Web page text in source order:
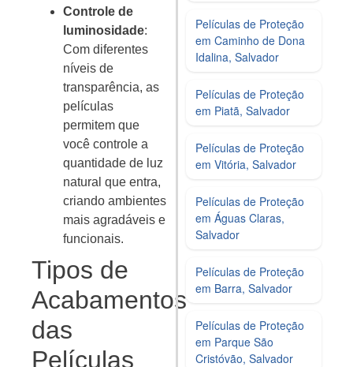
Controle de
luminosidade:
Com diferentes
níveis de
transparência, as
películas
permitem que
você controle a
quantidade de luz
natural que entra,
criando ambientes
mais agradáveis e
funcionais.
Tipos de
Acabamentos
das
Películas
Películas de Proteção
em Caminho de Dona
Idalina, Salvador
Películas de Proteção
em Piatã, Salvador
Películas de Proteção
em Vitória, Salvador
Películas de Proteção
em Águas Claras,
Salvador
Películas de Proteção
em Barra, Salvador
Películas de Proteção
em Parque São
Cristóvão, Salvador